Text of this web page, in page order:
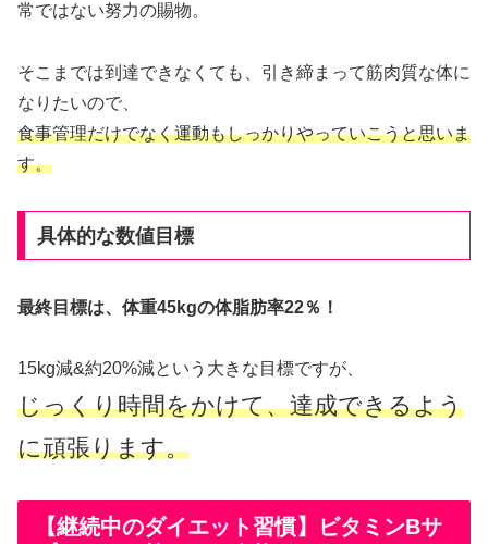
常ではない努力の賜物。
そこまでは到達できなくても、引き締まって筋肉質な体に
なりたいので、
食事管理だけでなく運動もしっかりやっていこうと思いま
す。
具体的な数値目標
最終目標は、体重45kgの体脂肪率22％！
15kg減&約20%減という大きな目標ですが、
じっくり時間をかけて、達成できるよう
に頑張ります。
【継続中のダイエット習慣】ビタミンBサ